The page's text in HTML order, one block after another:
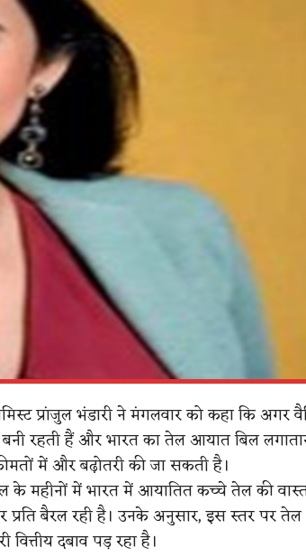
प्रांजुल भंडारी ने मंगलवार को कहा कि अगर
रहती हैं और भारत का तेल आयात बिल
में और बढ़ोतरी की जा सकती है।
के महीनों में भारत में आयातित कच्चे तेल की
प्रति बैरल रही है। उनके अनुसार, इस स्तर पर तेल
दबाव पड़ रहा है।